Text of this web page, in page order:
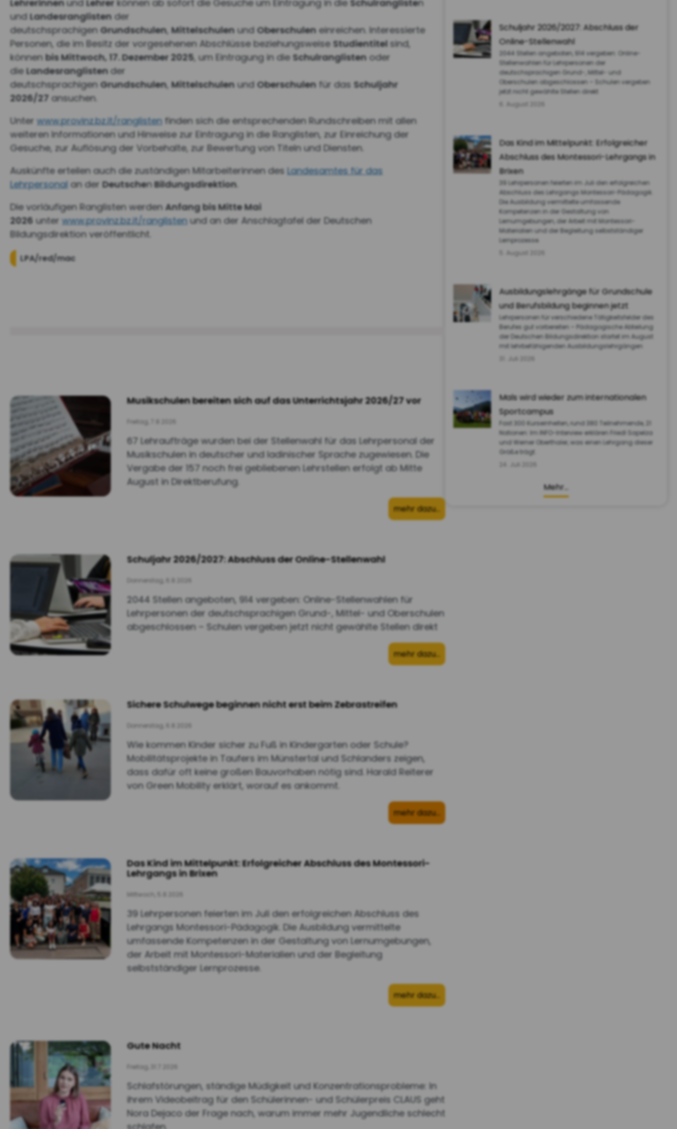
LehrerinnenundLehrer können ab sofort die Gesuche um Eintragung in die Schulranglisten
undLandesranglisten der
deutschsprachigen Grundschulen,Mittelschulen und Oberschulen einreichen. Interessierte
Personen, die im Besitz der vorgesehenen Abschlüsse beziehungsweise Studientitelsind,
könnenbis Mittwoch, 17. Dezember 2025, um Eintragung in die Schulranglisten oder
dieLandesranglistender
deutschsprachigen Grundschulen,Mittelschulen und Oberschulen für das Schuljahr
2026/27 ansuchen.
Unter www.provinz.bz.it/ranglisten finden sich die entsprechenden Rundschreiben mit allen
weiteren Informationen und Hinweise zur Eintragung in die Ranglisten, zur Einreichung der
Gesuche, zur Auflösung der Vorbehalte, zur Bewertung von Titeln und Diensten.
Auskünfte erteilen auch die zuständigen Mitarbeiterinnen des Landesamtes für das
Lehrpersonal an derDeutschenBildungsdirektion.
Die vorläufigen Ranglisten werden Anfang bis Mitte Mai
2026 unter www.provinz.bz.it/ranglisten und an der Anschlagtafel der Deutschen
Bildungsdirektion veröffentlicht.
LPA/red/mac
Musikschulen bereiten sich auf das Unterrichtsjahr 2026/27 vor
Freitag, 7.8.2026
67 Lehraufträge wurden bei der Stellenwahl für das Lehrpersonal der
Musikschulen in deutscher und ladinischer Sprache zugewiesen. Die
Vergabe der 157 noch frei gebliebenen Lehrstellen erfolgt ab Mitte
August in Direktberufung.
mehr dazu…
Schuljahr 2026/2027: Abschluss der Online-Stellenwahl
Donnerstag, 6.8.2026
2044 Stellen angeboten, 914 vergeben: Online-Stellenwahlen für
Lehrpersonen der deutschsprachigen Grund-, Mittel- und Oberschulen
abgeschlossen – Schulen vergeben jetzt nicht gewählte Stellen direkt
mehr dazu…
Sichere Schulwege beginnen nicht erst beim Zebrastreifen
Donnerstag, 6.8.2026
Wie kommen Kinder sicher zu Fuß in Kindergarten oder Schule?
Mobilitätsprojekte in Taufers im Münstertal und Schlanders zeigen,
dass dafür oft keine großen Bauvorhaben nötig sind. Harald Reiterer
von Green Mobility erklärt, worauf es ankommt.
mehr dazu…
Das Kind im Mittelpunkt: Erfolgreicher Abschluss des Montessori-
Lehrgangs in Brixen
Mittwoch, 5.8.2026
39 Lehrpersonen feierten im Juli den erfolgreichen Abschluss des
Lehrgangs Montessori-Pädagogik. Die Ausbildung vermittelte
umfassende Kompetenzen in der Gestaltung von Lernumgebungen,
der Arbeit mit Montessori-Materialien und der Begleitung
selbstständiger Lernprozesse.
mehr dazu…
Gute Nacht
Freitag, 31.7.2026
Schlafstörungen, ständige Müdigkeit und Konzentrationsprobleme: In
ihrem Videobeitrag für den Schülerinnen- und Schülerpreis CLAUS geht
Nora Dejaco der Frage nach, warum immer mehr Jugendliche schlecht
Schuljahr 2026/2027: Abschluss der
Online-Stellenwahl
2044 Stellen angeboten, 914 vergeben: Online-
Stellenwahlen für Lehrpersonen der
deutschsprachigen Grund-, Mittel- und
Oberschulen abgeschlossen – Schulen vergeben
jetzt nicht gewählte Stellen direkt
6. August 2026
Das Kind im Mittelpunkt: Erfolgreicher
Abschluss des Montessori-Lehrgangs in
Brixen
39 Lehrpersonen feierten im Juli den erfolgreichen
Abschluss des Lehrgangs Montessori-Pädagogik.
Die Ausbildung vermittelte umfassende
Kompetenzen in der Gestaltung von
Lernumgebungen, der Arbeit mit Montessori-
Materialien und der Begleitung selbstständiger
Lernprozesse.
5. August 2026
Ausbildungslehrgänge für Grundschule
und Berufsbildung beginnen jetzt
Lehrpersonen für verschiedene Tätigkeitsfelder des
Berufes gut vorbereiten – Pädagogische Abteilung
der Deutschen Bildungsdirektion startet im August
mit lehrbefähigenden Ausbildungslehrgängen
Mals wird wieder zum internationalen
Sportcampus
Fast 300 Kurseinheiten, rund 380 Teilnehmende, 21
Nationen: Im INFO-Interview erklären Friedl Sapelza
und Werner Oberthaler, was einen Lehrgang dieser
Größe trägt.
Mehr…